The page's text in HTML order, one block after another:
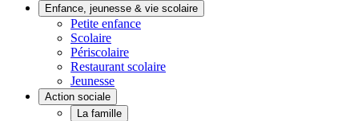
Enfance, jeunesse & vie scolaire
Petite enfance
Scolaire
Périscolaire
Restaurant scolaire
Jeunesse
Action sociale
La famille